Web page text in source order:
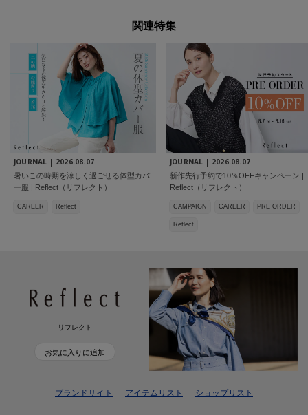
関連特集
JOURNAL | 2026.08.07
暑いこの時期を涼しく過ごせる体型カバ
ー服 | Reflect（リフレクト）
CAREER Reflect
JOURNAL | 2026.08.07
新作先行予約で10％OFFキャンペーン |
Reflect（リフレクト）
CAMPAIGN CAREER PRE ORDER
Reflect
リフレクト
お気に入りに追加
ブランドサイト アイテムリスト ショップリスト